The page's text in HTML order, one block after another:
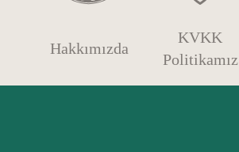
Hakkımızda
KVKK
Politikamız